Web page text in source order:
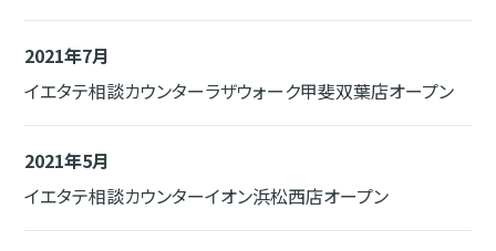
2021年7月
イエタテ相談カウンターラザウォーク甲斐双葉店オープン
2021年5月
イエタテ相談カウンターイオン浜松西店オープン